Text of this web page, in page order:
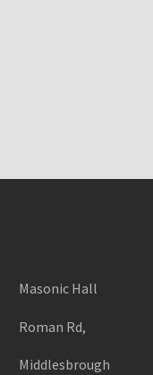
Masonic Hall
Roman Rd,
Middlesbrough